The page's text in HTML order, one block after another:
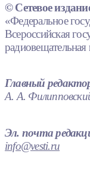
© Сетевое
«Федеральное
Всероссийская
Главный
А. А.
Эл. почта
info@vesti.ru